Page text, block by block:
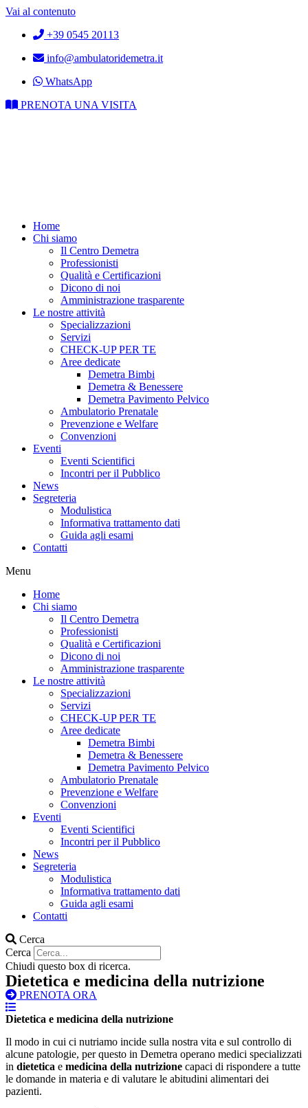
Vai al contenuto
+39 0545 20113
info@ambulatoridemetra.it
WhatsApp
PRENOTA UNA VISITA
Home
Chi siamo
Il Centro Demetra
Professionisti
Qualità e Certificazioni
Dicono di noi
Amministrazione trasparente
Le nostre attività
Specializzazioni
Servizi
CHECK-UP PER TE
Aree dedicate
Demetra Bimbi
Demetra & Benessere
Demetra Pavimento Pelvico
Ambulatorio Prenatale
Prevenzione e Welfare
Convenzioni
Eventi
Eventi Scientifici
Incontri per il Pubblico
News
Segreteria
Modulistica
Informativa trattamento dati
Guida agli esami
Contatti
Menu
Home
Chi siamo
Il Centro Demetra
Professionisti
Qualità e Certificazioni
Dicono di noi
Amministrazione trasparente
Le nostre attività
Specializzazioni
Servizi
CHECK-UP PER TE
Aree dedicate
Demetra Bimbi
Demetra & Benessere
Demetra Pavimento Pelvico
Ambulatorio Prenatale
Prevenzione e Welfare
Convenzioni
Eventi
Eventi Scientifici
Incontri per il Pubblico
News
Segreteria
Modulistica
Informativa trattamento dati
Guida agli esami
Contatti
Cerca
Cerca
Chiudi questo box di ricerca.
Dietetica e medicina della nutrizione
PRENOTA ORA
Dietetica e medicina della nutrizione
Il modo in cui ci nutriamo incide sulla nostra vita e sul controllo di
alcune patologie, per questo in Demetra operano medici specializzati
in dietetica e medicina della nutrizione capaci di rispondere a tutte
le domande in materia e di valutare le abitudini alimentari dei
pazienti.